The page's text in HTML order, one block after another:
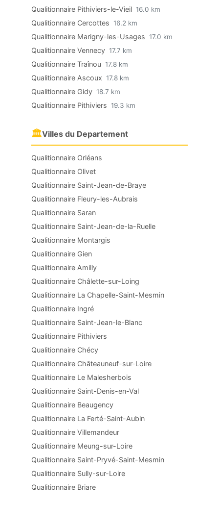
Qualitionnaire Pithiviers-le-Vieil 16.0 km
Qualitionnaire Cercottes 16.2 km
Qualitionnaire Marigny-les-Usages 17.0 km
Qualitionnaire Vennecy 17.7 km
Qualitionnaire Traînou 17.8 km
Qualitionnaire Ascoux 17.8 km
Qualitionnaire Gidy 18.7 km
Qualitionnaire Pithiviers 19.3 km
🏛Villes du Departement
Qualitionnaire Orléans
Qualitionnaire Olivet
Qualitionnaire Saint-Jean-de-Braye
Qualitionnaire Fleury-les-Aubrais
Qualitionnaire Saran
Qualitionnaire Saint-Jean-de-la-Ruelle
Qualitionnaire Montargis
Qualitionnaire Gien
Qualitionnaire Amilly
Qualitionnaire Châlette-sur-Loing
Qualitionnaire La Chapelle-Saint-Mesmin
Qualitionnaire Ingré
Qualitionnaire Saint-Jean-le-Blanc
Qualitionnaire Pithiviers
Qualitionnaire Chécy
Qualitionnaire Châteauneuf-sur-Loire
Qualitionnaire Le Malesherbois
Qualitionnaire Saint-Denis-en-Val
Qualitionnaire Beaugency
Qualitionnaire La Ferté-Saint-Aubin
Qualitionnaire Villemandeur
Qualitionnaire Meung-sur-Loire
Qualitionnaire Saint-Pryvé-Saint-Mesmin
Qualitionnaire Sully-sur-Loire
Qualitionnaire Briare